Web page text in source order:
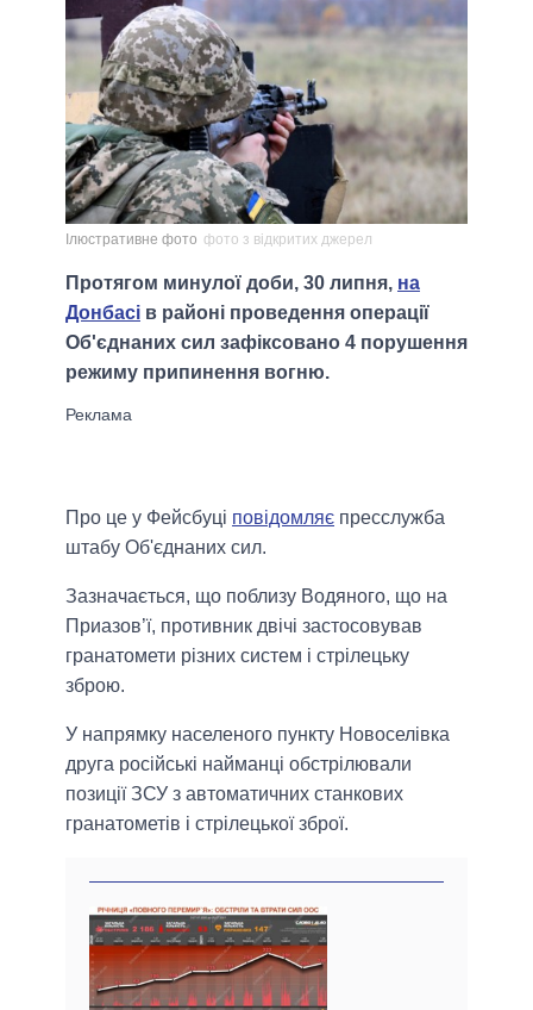
Ілюстративне фото фото з відкритих джерел
Протягом минулої доби, 30 липня, на
Донбасі в районі проведення операції
Об'єднаних сил зафіксовано 4 порушення
режиму припинення вогню.
Про це у Фейсбуці повідомляє пресслужба
штабу Об'єднаних сил.
Зазначається, що поблизу Водяного, що на
Приазов’ї, противник двічі застосовував
гранатомети різних систем і стрілецьку
зброю.
У напрямку населеного пункту Новоселівка
друга російські найманці обстрілювали
позиції ЗСУ з автоматичних станкових
гранатометів і стрілецької зброї.